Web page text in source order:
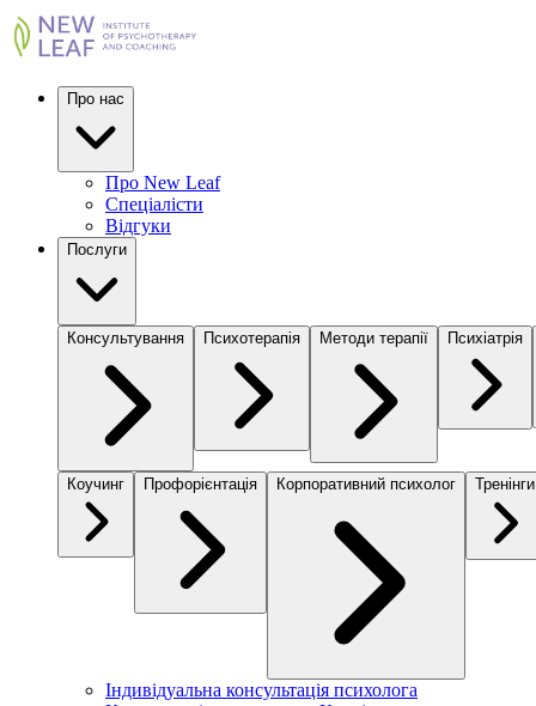
Про нас
Про New Leaf
Спеціалісти
Відгуки
Послуги
Консультування Психотерапія Методи терапії Психіатрія
Коучинг Профорієнтація Корпоративний психолог Тренінги
Індивідуальна консультація психолога